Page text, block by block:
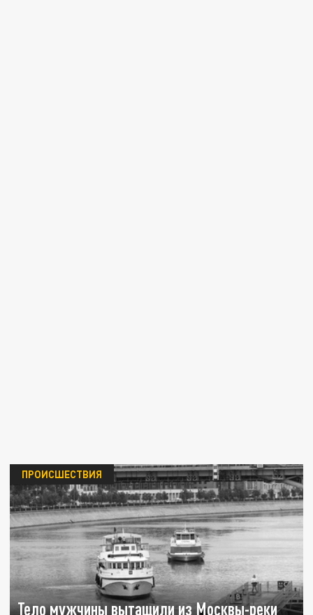
Тело мужчины вытащили из Москвы-реки
ПРОИСШЕСТВИЯ